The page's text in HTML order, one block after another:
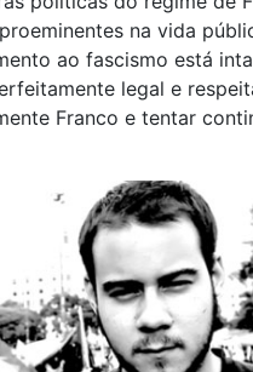
na vida
ao fascismo está
legal e
Franco e tentar